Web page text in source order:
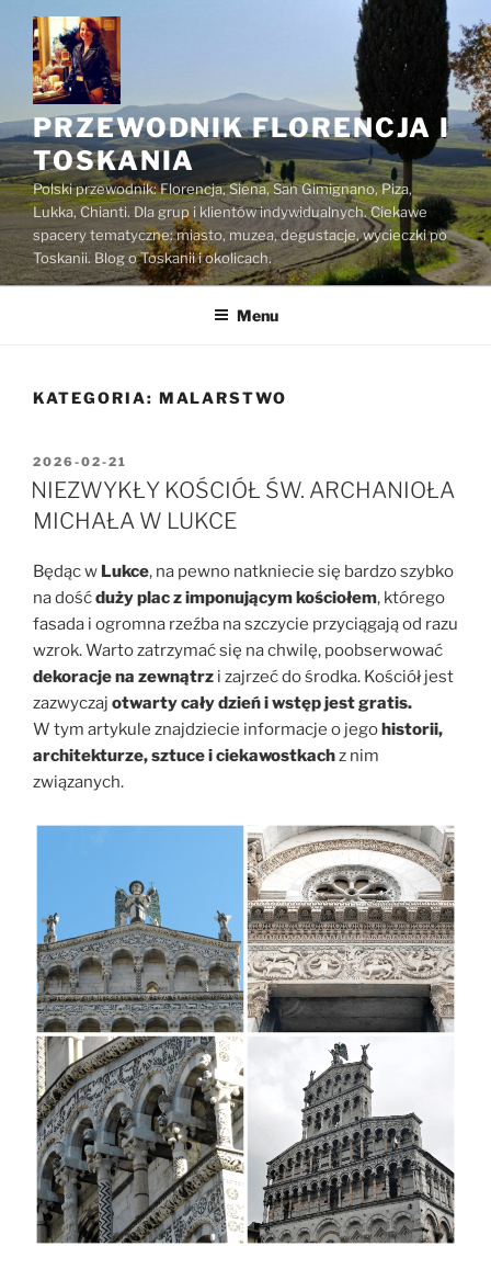
Przejdź
treści
PRZEWODNIK FLORENCJA I
TOSKANIA
Polski przewodnik: Florencja, Siena, San Gimignano, Piza,
Lukka, Chianti. Dla grup i klientów indywidualnych. Ciekawe
spacery tematyczne: miasto, muzea, degustacje, wycieczki po
Toskanii. Blog o Toskanii i okolicach.
Menu
KATEGORIA: MALARSTWO
OPUBLIKOWANE
W
2026-02-21
NIEZWYKŁY KOŚCIÓŁ ŚW. ARCHANIOŁA
MICHAŁA W LUKCE
Będąc w Lukce, na pewno natkniecie się bardzo szybko
na dośćduży plac z imponującym kościołem, którego
fasada i ogromna rzeźba na szczycie przyciągają od razu
wzrok. Warto zatrzymać się na chwilę, poobserwować
dekoracje na zewnątrz i zajrzeć do środka. Kościół jest
zazwyczaj otwarty cały dzień i wstęp jest gratis.
W tym artykule znajdziecie informacje o jegohistorii,
architekturze, sztuce i ciekawostkachz nim
związanych.